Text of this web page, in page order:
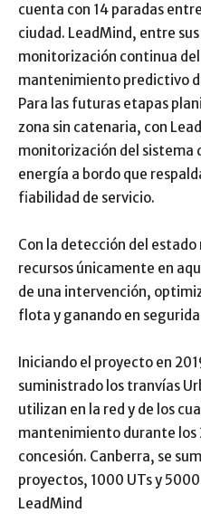
cuenta con 14 paradas
ciudad. LeadMind, entre
monitorización continua
mantenimiento predictivo
Para las futuras etapas
zona sin catenaria, con
monitorización del sistema
energía a bordo que
fiabilidad de servicio.
Con la detección del
recursos únicamente en
de una intervención,
flota y ganando en
Iniciando el proyecto en
suministrado los tranvías
utilizan en la red y de los
mantenimiento durante los
concesión. Canberra, se
proyectos, 1000 UTs y
LeadMind